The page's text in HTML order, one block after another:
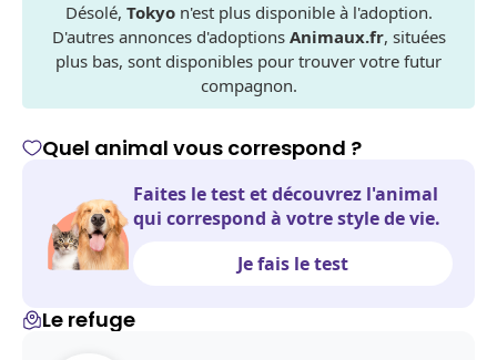
Désolé, Tokyon'est plus disponible à l'adoption.
D'autres annonces d'adoptions Animaux.fr, situées
plus bas, sont disponibles pour trouver votre futur
compagnon.
Quel animal vous correspond ?
Faites le test et découvrez l'animal
qui correspond à votre style de vie.
Je fais le test
Le refuge